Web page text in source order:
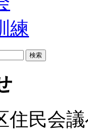
練
住民会